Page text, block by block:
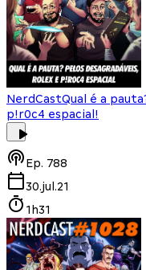
NerdCastQual é a
p!r0c4 espacial!
Ep. 788
30.jul.21
1h31